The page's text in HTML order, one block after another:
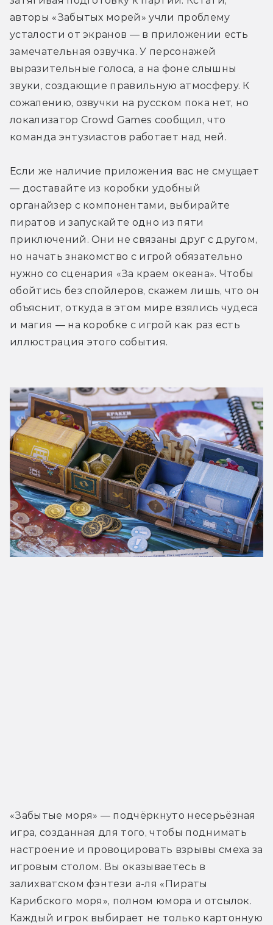
авторы «Забытых морей» учли проблему
усталости от экранов — в приложении есть
замечательная озвучка. У персонажей
выразительные голоса, а на фоне слышны
звуки, создающие правильную атмосферу. К
сожалению, озвучки на русском пока нет, но
локализатор Crowd Games сообщил, что
команда энтузиастов работает над ней.
Если же наличие приложения вас не смущает
— доставайте из коробки удобный
органайзер с компонентами, выбирайте
пиратов и запускайте одно из пяти
приключений. Они не связаны друг с другом,
но начать знакомство с игрой обязательно
нужно со сценария «За краем океана». Чтобы
обойтись без спойлеров, скажем лишь, что он
объяснит, откуда в этом мире взялись чудеса
и магия — на коробке с игрой как раз есть
иллюстрация этого события.
«Забытые моря» — подчёркнуто несерьёзная
игра, созданная для того, чтобы поднимать
настроение и провоцировать взрывы смеха за
игровым столом. Вы оказываетесь в
залихватском фэнтези а-ля «Пираты
Карибского моря», полном юмора и отсылок.
Каждый игрок выбирает не только картонную